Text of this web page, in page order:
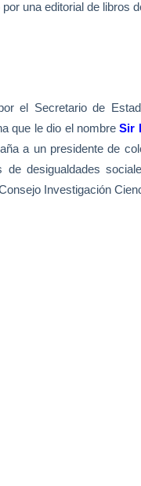
una editorial de libros
el Secretario de
que le dio el nombreSir
a un presidente de
de desigualdades
Investigación